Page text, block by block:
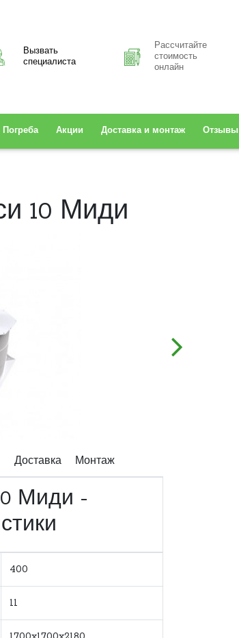
Вызвать
специалиста
Рассчитайте
стоимость
онлайн
Погреба Акции Доставка и монтаж Отзывы
10 Миди
Доставка Монтаж
Миди -
400
11